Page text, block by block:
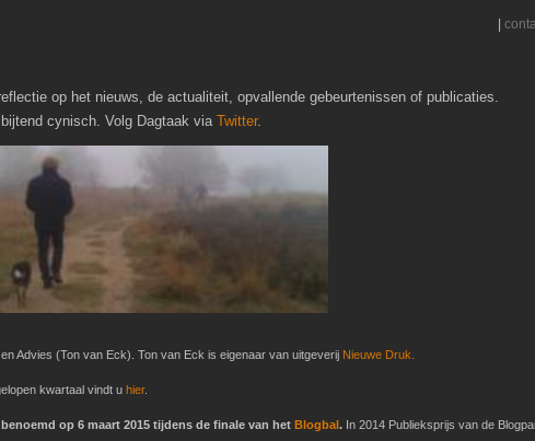
op het nieuws, de actualiteit, opvallende gebeurtenissen of publicaties.
cynisch. Volg Dagtaak viaTwitter.
Advies (Ton van Eck). Ton van Eck is eigenaar van uitgeverij Nieuwe Druk.
kwartaal vindt u hier.
op 6 maart 2015 tijdens de finale van het Blogbal. In 2014 Publieksprijs van de